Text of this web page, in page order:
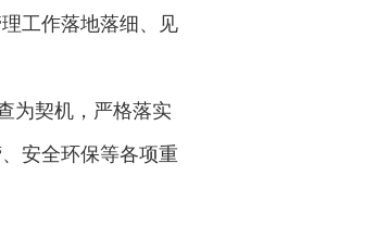
工作落地落细、见
为契机，严格落实
安全环保等各项重